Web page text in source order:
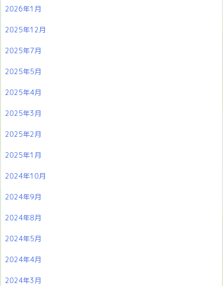
2026年1月
2025年12月
2025年7月
2025年5月
2025年4月
2025年3月
2025年2月
2025年1月
2024年10月
2024年9月
2024年8月
2024年5月
2024年4月
2024年3月